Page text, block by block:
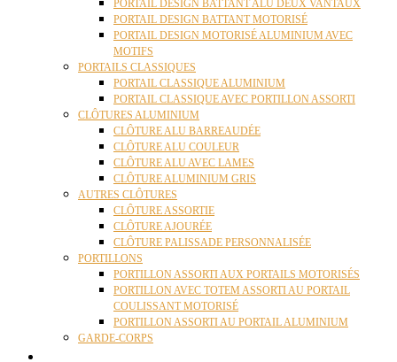
PORTAIL DESIGN BATTANT ALU DEUX VANTAUX
PORTAIL DESIGN BATTANT MOTORISÉ
PORTAIL DESIGN MOTORISÉ ALUMINIUM AVEC
MOTIFS
PORTAILS CLASSIQUES
PORTAIL CLASSIQUE ALUMINIUM
PORTAIL CLASSIQUE AVEC PORTILLON ASSORTI
CLÔTURES ALUMINIUM
CLÔTURE ALU BARREAUDÉE
CLÔTURE ALU COULEUR
CLÔTURE ALU AVEC LAMES
CLÔTURE ALUMINIUM GRIS
AUTRES CLÔTURES
CLÔTURE ASSORTIE
CLÔTURE AJOURÉE
CLÔTURE PALISSADE PERSONNALISÉE
PORTILLONS
PORTILLON ASSORTI AUX PORTAILS MOTORISÉS
PORTILLON AVEC TOTEM ASSORTI AU PORTAIL
COULISSANT MOTORISÉ
PORTILLON ASSORTI AU PORTAIL ALUMINIUM
GARDE-CORPS